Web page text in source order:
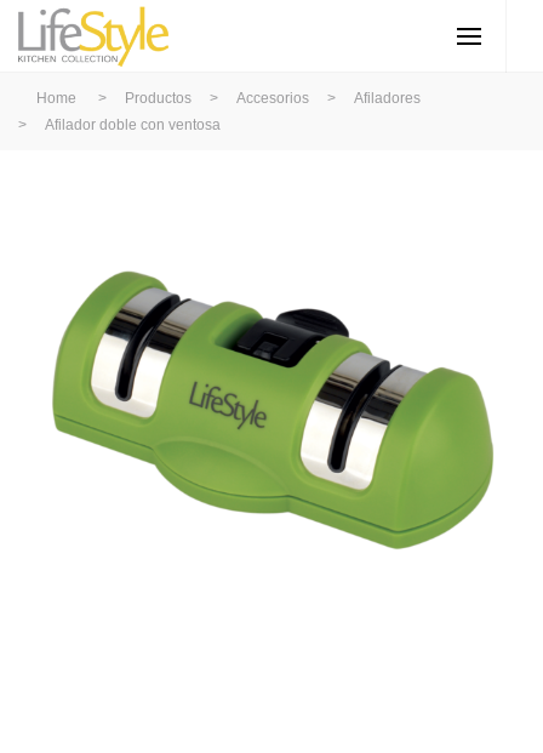
Home > Productos > Accesorios >
Afiladores
>
Afilador doble con ventosa